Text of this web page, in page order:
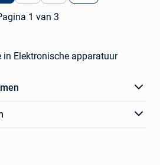
1 van 3
Elektronische apparatuur